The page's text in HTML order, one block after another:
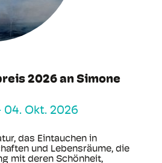
2026 an Simone
04. Okt. 2026
das Eintauchen in
und Lebensräume, die
mit deren Schönheit,